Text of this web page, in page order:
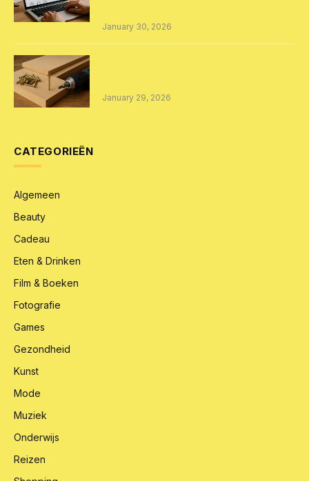
January 30, 2026
January 29, 2026
CATEGORIEËN
Algemeen
Beauty
Cadeau
Eten & Drinken
Film & Boeken
Fotografie
Games
Gezondheid
Kunst
Mode
Muziek
Onderwijs
Reizen